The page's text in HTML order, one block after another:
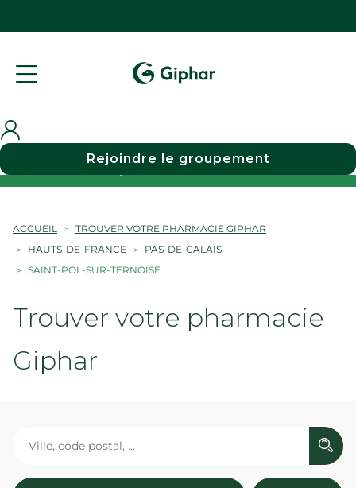
Choisir une pharmacie
Rejoindre le groupement
ACCUEIL
TROUVER VOTRE PHARMACIE GIPHAR
HAUTS-DE-FRANCE
PAS-DE-CALAIS
SAINT-POL-SUR-TERNOISE
Trouver votre pharmacie
Giphar